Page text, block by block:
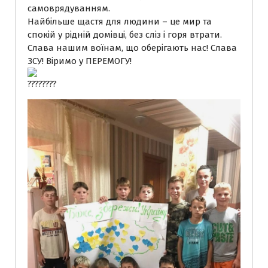
самоврядуванням.
Найбільше щастя для людини – це мир та
спокій у рідній домівці, без сліз і горя втрати.
Слава нашим воїнам, що оберігають нас! Слава
ЗСУ! Віримо у ПЕРЕМОГУ!